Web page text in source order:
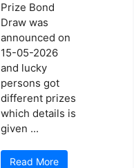
Prize Bond
Draw was
announced on
15-05-2026
and lucky
persons got
different prizes
which details is
given ...
Read More